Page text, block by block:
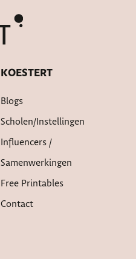
KOESTERT
Blogs
Scholen/instellingen
Influencers /
Samenwerkingen
Free Printables
Contact